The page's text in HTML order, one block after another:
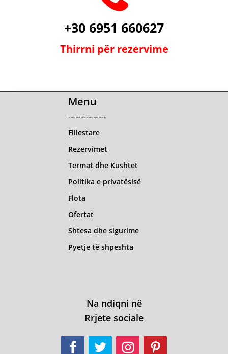
+30 6951 660627
Thirrni për rezervime
Menu
---------------
Fillestare
Rezervimet
Termat dhe Kushtet
Politika e privatësisë
Flota
Ofertat
Shtesa dhe sigurime
Pyetje të shpeshta
Na ndiqni në
Rrjete sociale